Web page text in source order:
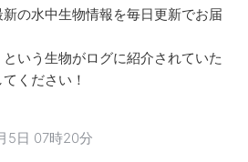
の水中生物情報を毎日更新でお届
という生物がログに紹介されていた
ください！
5日 07時20分